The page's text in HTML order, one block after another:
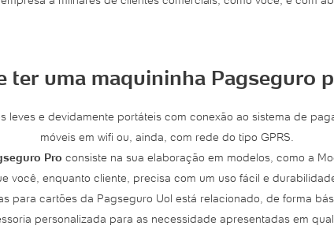
ter uma maquininha Pagseguro
leves e devidamente portáteis com conexão ao sistema de
móveis em wifi ou, ainda, com rede do tipo GPRS.
Pro consiste na sua elaboração em modelos, como a
você, enquanto cliente, precisa com um uso fácil e
para cartões da Pagseguro Uol está relacionado, de forma
personalizada para as necessidade apresentadas em